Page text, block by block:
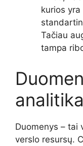
kurios
Tačiau
tampa
analitika
Duomenys – tai
verslo resursų.